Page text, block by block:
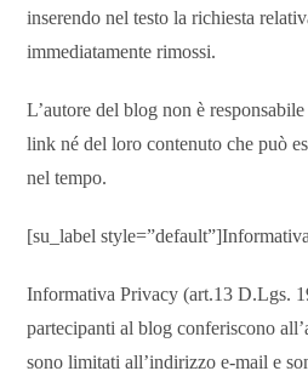
inserendo nel testo la richiesta
immediatamente rimossi.
L’autore del blog non è
link né del loro contenuto che può
nel tempo.
[su_label
Informativa Privacy (art.13 D.Lgs.
partecipanti al blog conferiscono
sono limitati all’indirizzo e-mail e